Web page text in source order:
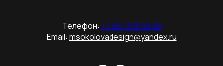
Телефон: +7 961 991 99 98
Email: msokolovadesign@yandex.ru